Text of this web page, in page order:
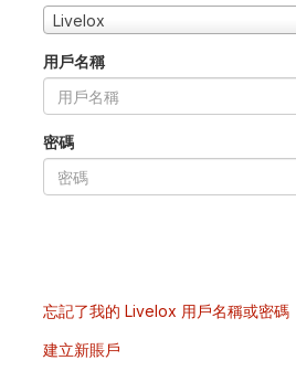
Livelox
用戶名稱
密碼
忘記了我的 Livelox 用戶名稱或密碼
建立新賬戶